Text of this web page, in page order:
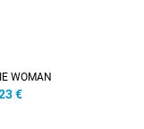
WOMAN
€